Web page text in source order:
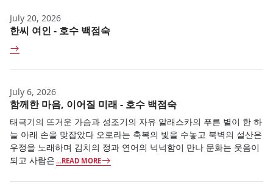
July 20, 2026
한씨 여인 - 호수 백점숙
July 6, 2026
함께한 마음, 이어질 미래 - 호수 백점숙
태극기의 뜨거운 가슴과 성조기의 자유 알래스카의 푸른 별이 한 하
늘 아래 손을 맞잡았다 오로라는 축복의 빛을 수놓고 북벽의 설산은
우정을 노래하며 김치의 정과 연어의 넉넉함이 만나 문화는 웃음이
되고 사람은 ...READ MORE